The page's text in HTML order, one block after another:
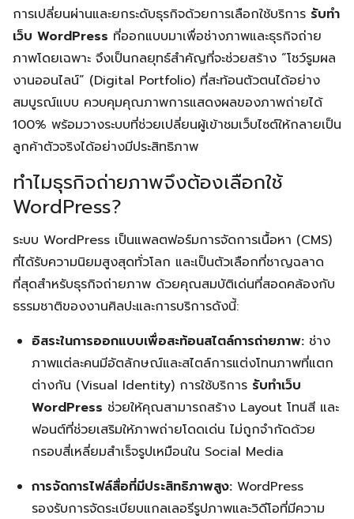
การเปลี่ยนผ่านและยกระดับธุรกิจด้วยการเลือกใช้บริการ รับทำ
เว็บ WordPress ที่ออกแบบมาเพื่อช่างภาพและธุรกิจถ่าย
ภาพโดยเฉพาะ จึงเป็นกลยุทธ์สำคัญที่จะช่วยสร้าง “โชว์รูมผล
งานออนไลน์” (Digital Portfolio) ที่สะท้อนตัวตนได้อย่าง
สมบูรณ์แบบ ควบคุมคุณภาพการแสดงผลของภาพถ่ายได้
100% พร้อมวางระบบที่ช่วยเปลี่ยนผู้เข้าชมเว็บไซต์ให้กลายเป็น
ลูกค้าตัวจริงได้อย่างมีประสิทธิภาพ
ทำไมธุรกิจถ่ายภาพจึงต้องเลือกใช้
WordPress?
ระบบ WordPress เป็นแพลตฟอร์มการจัดการเนื้อหา (CMS)
ที่ได้รับความนิยมสูงสุดทั่วโลก และเป็นตัวเลือกที่ชาญฉลาด
ที่สุดสำหรับธุรกิจถ่ายภาพ ด้วยคุณสมบัติเด่นที่สอดคล้องกับ
ธรรมชาติของงานศิลปะและการบริการดังนี้:
อิสระในการออกแบบเพื่อสะท้อนสไตล์การถ่ายภาพ: ช่าง
ภาพแต่ละคนมีอัตลักษณ์และสไตล์การแต่งโทนภาพที่แตก
ต่างกัน (Visual Identity) การใช้บริการ รับทำเว็บ
WordPress ช่วยให้คุณสามารถสร้าง Layout โทนสี และ
ฟอนต์ที่ช่วยเสริมให้ภาพถ่ายโดดเด่น ไม่ถูกจำกัดด้วย
กรอบสี่เหลี่ยมสำเร็จรูปเหมือนใน Social Media
การจัดการไฟล์สื่อที่มีประสิทธิภาพสูง: WordPress
รองรับการจัดระเบียบแกลเลอรีรูปภาพและวิดีโอที่มีความ